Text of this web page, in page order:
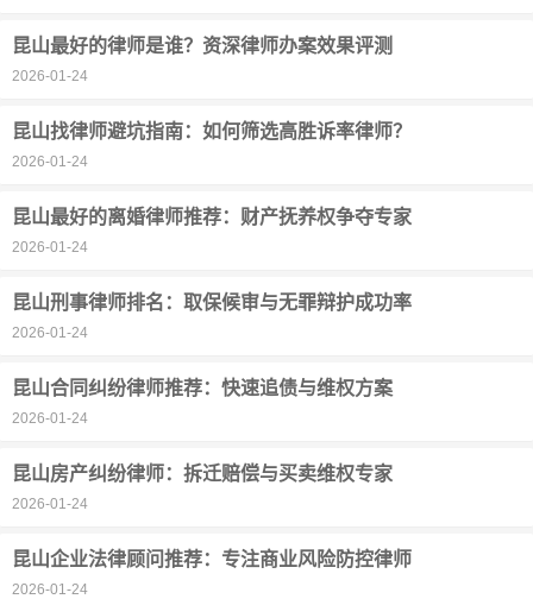
昆山最好的律师是谁？资深律师办案效果评测
2026-01-24
昆山找律师避坑指南：如何筛选高胜诉率律师？
2026-01-24
昆山最好的离婚律师推荐：财产抚养权争夺专家
2026-01-24
昆山刑事律师排名：取保候审与无罪辩护成功率
2026-01-24
昆山合同纠纷律师推荐：快速追债与维权方案
2026-01-24
昆山房产纠纷律师：拆迁赔偿与买卖维权专家
2026-01-24
昆山企业法律顾问推荐：专注商业风险防控律师
2026-01-24